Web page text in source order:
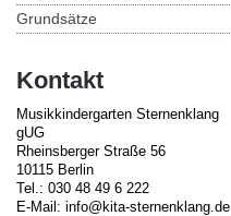
Grundsätze
Kontakt
Musikkindergarten Sternenklang
gUG
Rheinsberger Straße 56
10115 Berlin
Tel.: 030 48 49 6 222
E-Mail: info@kita-sternenklang.de